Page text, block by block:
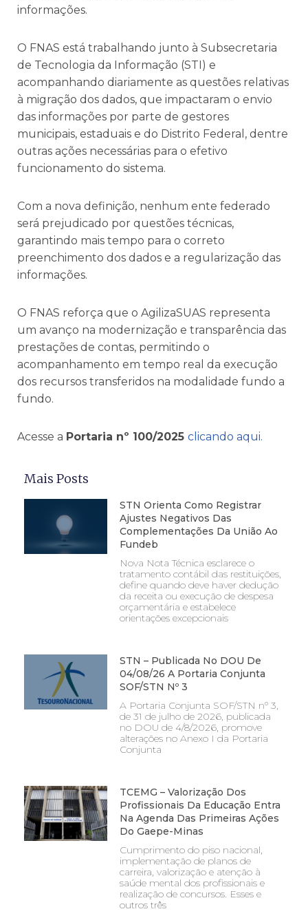
informações.
O FNAS está trabalhando junto à Subsecretaria
de Tecnologia da Informação (STI) e
acompanhando diariamente as questões relativas
à migração dos dados, que impactaram o envio
das informações por parte de gestores
municipais, estaduais e do Distrito Federal, dentre
outras ações necessárias para o efetivo
funcionamento do sistema.
Com a nova definição, nenhum ente federado
será prejudicado por questões técnicas,
garantindo mais tempo para o correto
preenchimento dos dados e a regularização das
informações.
O FNAS reforça que o AgilizaSUAS representa
um avanço na modernização e transparência das
prestações de contas, permitindo o
acompanhamento em tempo real da execução
dos recursos transferidos na modalidade fundo a
fundo.
Acesse a Portaria nº 100/2025 clicando aqui.
Mais Posts
STN Orienta Como Registrar
Ajustes Negativos Das
Complementações Da União Ao
Fundeb
Nova Nota Técnica esclarece o
tratamento contábil das restituições,
define quando deve haver dedução
da receita ou execução de despesa
orçamentária e estabelece
orientações excepcionais
STN – Publicada No DOU De
04/08/26 A Portaria Conjunta
SOF/STN Nº 3
A Portaria Conjunta SOF/STN nº 3,
de 31 de julho de 2026, publicada
no DOU de 4/8/2026, promove
alterações no Anexo I da Portaria
Conjunta
TCEMG – Valorização Dos
Profissionais Da Educação Entra
Na Agenda Das Primeiras Ações
Do Gaepe-Minas
Cumprimento do piso nacional,
implementação de planos de
carreira, valorização e atenção à
saúde mental dos profissionais e
realização de concursos. Esses e
outros três